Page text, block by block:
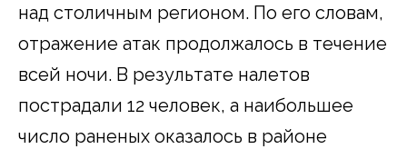
над столичным регионом. По его словам,
отражение атак продолжалось в течение
всей ночи. В результате налетов
пострадали 12 человек, а наибольшее
число раненых оказалось в районе